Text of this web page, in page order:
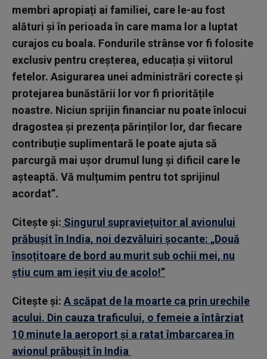
membri apropiați ai familiei, care le-au fost
alături și în perioada în care mama lor a luptat
curajos cu boala. Fondurile strânse vor fi folosite
exclusiv pentru creșterea, educația și viitorul
fetelor. Asigurarea unei administrări corecte și
protejarea bunăstării lor vor fi prioritățile
noastre. Niciun sprijin financiar nu poate înlocui
dragostea și prezența părinților lor, dar fiecare
contribuție suplimentară le poate ajuta să
parcurgă mai ușor drumul lung și dificil care le
așteaptă. Vă mulțumim pentru tot sprijinul
acordat”.
Citește și: Singurul supraviețuitor al avionului
prăbușit în India, noi dezvăluiri șocante: „Două
însoțitoare de bord au murit sub ochii mei, nu
știu cum am ieșit viu de acolo!”
Citește și: A scăpat de la moarte ca prin urechile
acului. Din cauza traficului, o femeie a întârziat
10 minute la aeroport și a ratat îmbarcarea în
avionul prăbușit în India